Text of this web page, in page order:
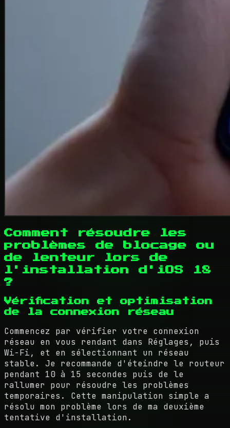
Comment résoudre les
problèmes de blocage ou
de lenteur lors de
l'installation d'iOS 18
?
Vérification et optimisation
de la connexion réseau
Commencez par vérifier votre connexion
réseau en vous rendant dans Réglages, puis
Wi-Fi, et en sélectionnant un réseau
stable. Je recommande d'éteindre le routeur
pendant 10 à 15 secondes puis de le
rallumer pour résoudre les problèmes
temporaires. Cette manipulation simple a
résolu mon problème lors de ma deuxième
tentative d'installation.